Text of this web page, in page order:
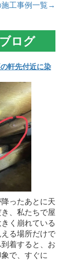
施工事例一覧→
ログ
軒先付近に染
ったあとに天
、私たちで屋
く崩れている
る場所だけで
着すると、お
で、すぐに